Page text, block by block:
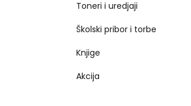
Toneri i uredjaji
Školski pribor i torbe
Knjige
Akcija